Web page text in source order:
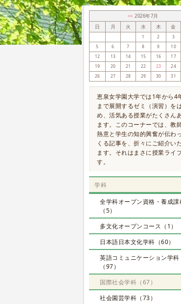
<< 2026年7月
日
月 火 水 木 金
1 2 3
5
6 7 8 9 10
12
13 14 15 16 17
19
20 21 22 23 24
26
27 28 29 30 31
恵泉女学園大学では1年から4
まで展開するゼミ（演習）を
め、活気ある授業がたくさん
ます。このコーナーでは、教
熱意と学生の知的興奮が伝わ
くる記事を、折々にご紹介い
ます。それはまさに授業ライ
す。
学科
全学科オープン資格・養成課
（5）
多文化オープンコース（1）
日本語日本文化学科（60）
英語コミュニケーション学科
（97）
国際社会学科（67）
社会園芸学科（73）